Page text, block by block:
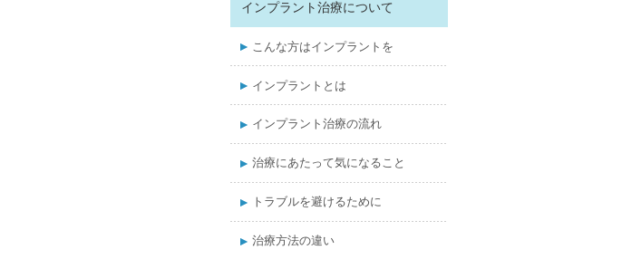
インプラント治療について
こんな方はインプラントを
インプラントとは
インプラント治療の流れ
治療にあたって気になること
トラブルを避けるために
治療方法の違い